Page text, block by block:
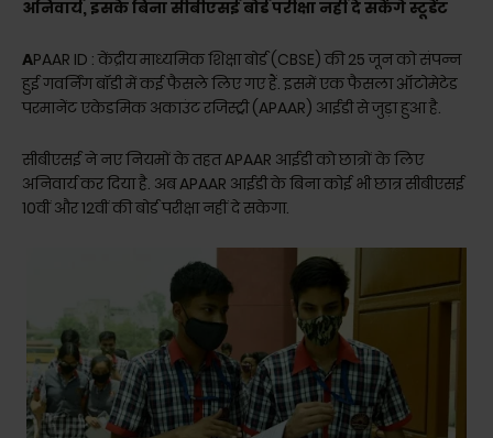
अनिवार्य, इसके बिना सीबीएसई बोर्ड परीक्षा नहीं दे सकेंगे स्टूडेंट
APAAR ID : केंद्रीय माध्यमिक शिक्षा बोर्ड (CBSE) की 25 जून को संपन्न
हुई गवर्निंग बॉडी में कई फैसले लिए गए हैं. इसमें एक फैसला ऑटोमेटेड
परमानेंट एकेडमिक अकाउंट रजिस्ट्री (APAAR) आईडी से जुड़ा हुआ है.
सीबीएसई ने नए नियमों के तहत APAAR आईडी काे छात्रों के लिए
अनिवार्य कर दिया है. अब APAAR आईडी के बिना कोई भी छात्र सीबीएसई
10वीं और 12वीं की बोर्ड परीक्षा नहीं दे सकेगा.